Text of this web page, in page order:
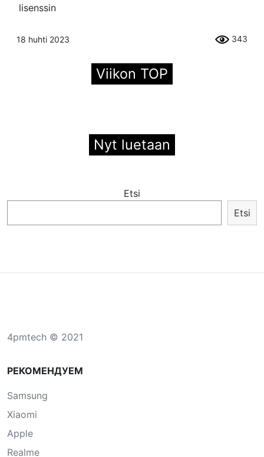
lisenssin
18 huhti 2023 343
Viikon TOP
Nyt luetaan
Etsi
Etsi
4pmtech © 2021
РЕКОМЕНДУЕМ
Samsung
Xiaomi
Apple
Realme